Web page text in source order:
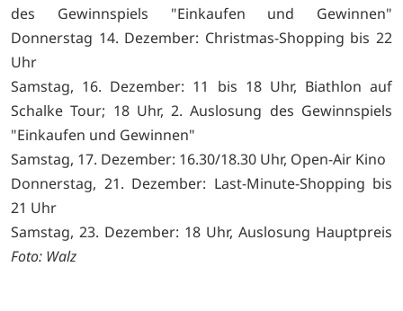
des Gewinnspiels "Einkaufen und Gewinnen"
Donnerstag 14. Dezember: Christmas-Shopping bis 22
Uhr
Samstag, 16. Dezember: 11 bis 18 Uhr, Biathlon auf
Schalke Tour; 18 Uhr, 2. Auslosung des Gewinnspiels
"Einkaufen und Gewinnen"
Samstag, 17. Dezember: 16.30/18.30 Uhr, Open-Air Kino
Donnerstag, 21. Dezember: Last-Minute-Shopping bis
21 Uhr
Samstag, 23. Dezember: 18 Uhr, Auslosung Hauptpreis
Foto: Walz